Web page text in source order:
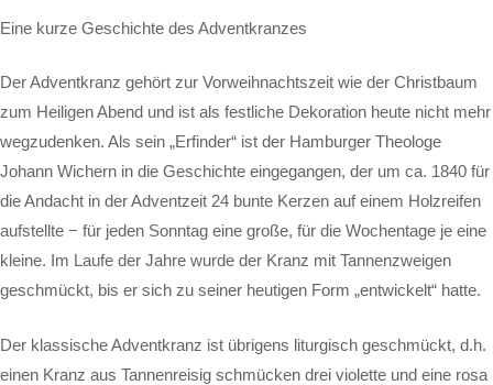
Eine kurze Geschichte des Adventkranzes
Der Adventkranz gehört zur Vorweihnachtszeit wie der Christbaum
zum Heiligen Abend und ist als festliche Dekoration heute nicht mehr
wegzudenken. Als sein „Erfinder“ ist der Hamburger Theologe
Johann Wichern in die Geschichte eingegangen, der um ca. 1840 für
die Andacht in der Adventzeit 24 bunte Kerzen auf einem Holzreifen
aufstellte − für jeden Sonntag eine große, für die Wochentage je eine
kleine. Im Laufe der Jahre wurde der Kranz mit Tannenzweigen
geschmückt, bis er sich zu seiner heutigen Form „entwickelt“ hatte.
Der klassische Adventkranz ist übrigens liturgisch geschmückt, d.h.
einen Kranz aus Tannenreisig schmücken drei violette und eine rosa